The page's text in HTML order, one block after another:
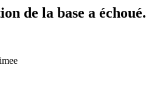
de la base a échoué.